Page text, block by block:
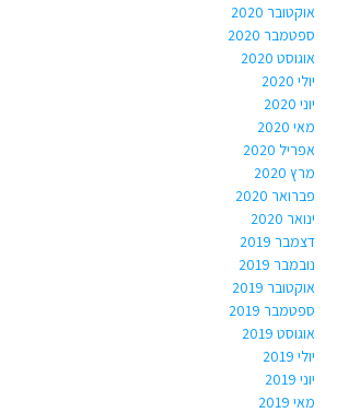
אוקטובר 2020
ספטמבר 2020
אוגוסט 2020
יולי 2020
יוני 2020
מאי 2020
אפריל 2020
מרץ 2020
פברואר 2020
ינואר 2020
דצמבר 2019
נובמבר 2019
אוקטובר 2019
ספטמבר 2019
אוגוסט 2019
יולי 2019
יוני 2019
מאי 2019